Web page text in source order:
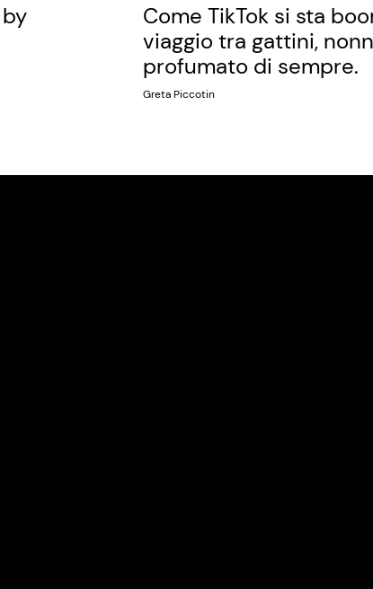
Come TikTok si sta
viaggio tra gattini,
profumato di sempre.
Greta Piccotin